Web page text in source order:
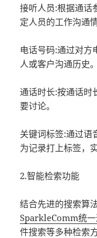
接听人员:根据通话
定人员的工作沟通情
电话号码:通过对方
人或客户沟通历史。
通话时长:按通话时
要讨论。
关键词标签:通过语
为记录打上标签，
2.智能检索功能
结合先进的搜索算
SparkleComm统
件搜索等多种检索